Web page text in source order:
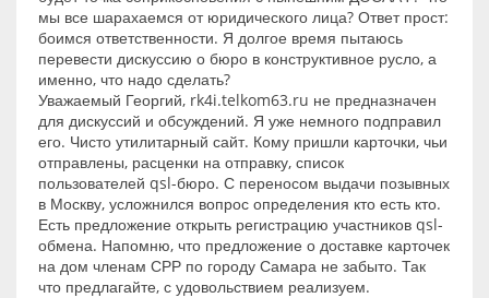
мы все шарахаемся от юридического лица? Ответ прост:
боимся ответственности. Я долгое время пытаюсь
перевести дискуссию о бюро в конструктивное русло, а
именно, что надо сделать?
Уважаемый Георгий, rk4i.telkom63.ru не предназначен
для дискуссий и обсуждений. Я уже немного подправил
его. Чисто утилитарный сайт. Кому пришли карточки, чьи
отправлены, расценки на отправку, список
пользователей qsl-бюро. С переносом выдачи позывных
в Москву, усложнился вопрос определения кто есть кто.
Есть предложение открыть регистрацию участников qsl-
обмена. Напомню, что предложение о доставке карточек
на дом членам СРР по городу Самара не забыто. Так
что предлагайте, с удовольствием реализуем.